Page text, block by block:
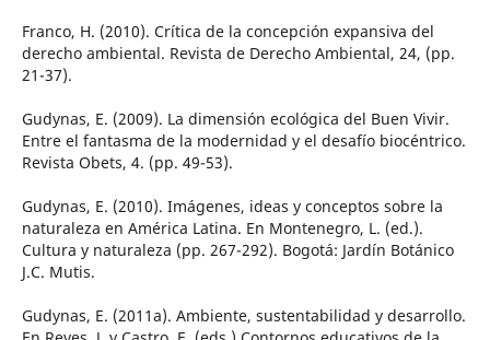
Franco, H. (2010). Crítica de la concepción expansiva del
derecho ambiental. Revista de Derecho Ambiental, 24, (pp.
21-37).
Gudynas, E. (2009). La dimensión ecológica del Buen Vivir.
Entre el fantasma de la modernidad y el desafío biocéntrico.
Revista Obets, 4. (pp. 49-53).
Gudynas, E. (2010). Imágenes, ideas y conceptos sobre la
naturaleza en América Latina. En Montenegro, L. (ed.).
Cultura y naturaleza (pp. 267-292). Bogotá: Jardín Botánico
J.C. Mutis.
Gudynas, E. (2011a). Ambiente, sustentabilidad y desarrollo.